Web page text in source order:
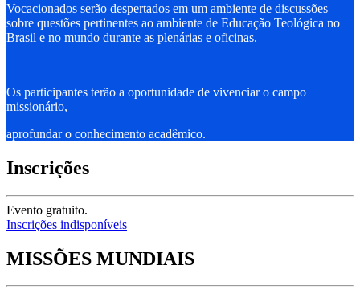
Vocacionados serão despertados em um ambiente de discussões
sobre questões pertinentes ao ambiente de Educação Teológica no
Brasil e no mundo durante as plenárias e oficinas.
Os participantes terão a oportunidade de vivenciar o campo
missionário,
aprofundar o conhecimento acadêmico.
Inscrições
Evento gratuito.
Inscrições indisponíveis
MISSÕES MUNDIAIS